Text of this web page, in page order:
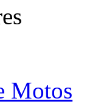
Motos